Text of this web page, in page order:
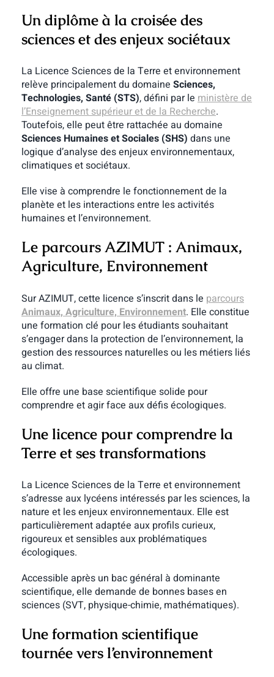
Un diplôme à la croisée des
sciences et des enjeux sociétaux
La Licence Sciences de la Terre et environnement
relève principalement du domaine Sciences,
Technologies, Santé (STS), défini par le ministère de
l’Enseignement supérieur et de la Recherche.
Toutefois, elle peut être rattachée au domaine
Sciences Humaines et Sociales (SHS) dans une
logique d’analyse des enjeux environnementaux,
climatiques et sociétaux.
Elle vise à comprendre le fonctionnement de la
planète et les interactions entre les activités
humaines et l’environnement.
Le parcours AZIMUT : Animaux,
Agriculture, Environnement
Sur AZIMUT, cette licence s’inscrit dans le parcours
Animaux, Agriculture, Environnement. Elle constitue
une formation clé pour les étudiants souhaitant
s’engager dans la protection de l’environnement, la
gestion des ressources naturelles ou les métiers liés
au climat.
Elle offre une base scientifique solide pour
comprendre et agir face aux défis écologiques.
Une licence pour comprendre la
Terre et ses transformations
La Licence Sciences de la Terre et environnement
s’adresse aux lycéens intéressés par les sciences, la
nature et les enjeux environnementaux. Elle est
particulièrement adaptée aux profils curieux,
rigoureux et sensibles aux problématiques
écologiques.
Accessible après un bac général à dominante
scientifique, elle demande de bonnes bases en
sciences (SVT, physique-chimie, mathématiques).
Une formation scientifique
tournée vers l’environnement